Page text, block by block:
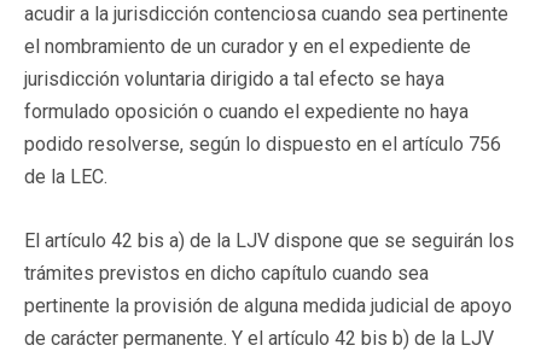
acudir a la jurisdicción contenciosa cuando sea pertinente
el nombramiento de un curador y en el expediente de
jurisdicción voluntaria dirigido a tal efecto se haya
formulado oposición o cuando el expediente no haya
podido resolverse, según lo dispuesto en el artículo 756
de la LEC.
El artículo 42 bis a) de la LJV dispone que se seguirán los
trámites previstos en dicho capítulo cuando sea
pertinente la provisión de alguna medida judicial de apoyo
de carácter permanente. Y el artículo 42 bis b) de la LJV